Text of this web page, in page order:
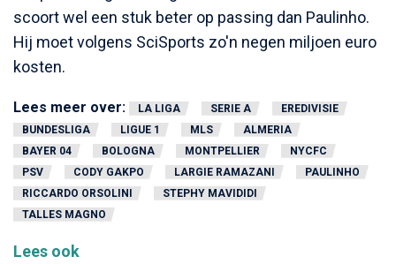
scoort wel een stuk beter op passing dan Paulinho.
Hij moet volgens SciSports zo'n negen miljoen euro
kosten.
Lees meer over: LA LIGA SERIE A
EREDIVISIE
BUNDESLIGA
LIGUE 1 MLS
ALMERIA
BAYER 04
BOLOGNA MONTPELLIER
NYCFC
PSV
CODY GAKPO LARGIE RAMAZANI
PAULINHO
RICCARDO ORSOLINI
STEPHY MAVIDIDI
TALLES MAGNO
Lees ook